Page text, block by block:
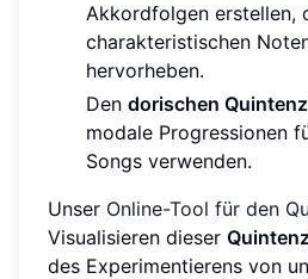
Akkordfolgen erstellen,
charakteristischen
hervorheben.
Den dorischen
modale Progressionen
Songs verwenden.
Unser Online-Tool für den
Visualisieren dieser
des Experimentierens von